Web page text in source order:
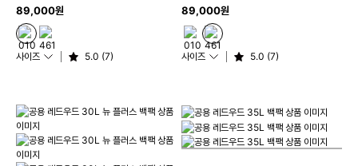
89,000원
사이즈 5.0 (7)
89,000원
사이즈 5.0 (7)